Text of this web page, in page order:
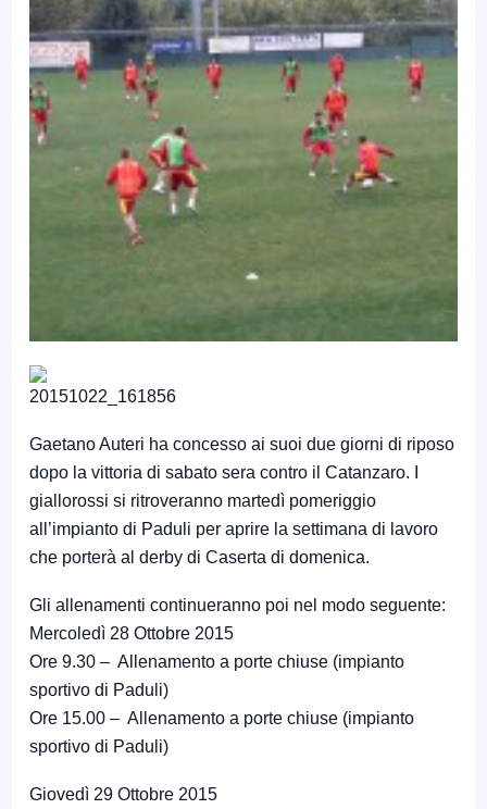
Gaetano Auteri ha concesso ai suoi due giorni di riposo
dopo la vittoria di sabato sera contro il Catanzaro. I
giallorossi si ritroveranno martedì pomeriggio
all’impianto di Paduli per aprire la settimana di lavoro
che porterà al derby di Caserta di domenica.
Gli allenamenti continueranno poi nel modo seguente:
Mercoledì 28 Ottobre 2015
Ore 9.30 – Allenamento a porte chiuse (impianto
sportivo di Paduli)
Ore 15.00 – Allenamento a porte chiuse (impianto
sportivo di Paduli)
Giovedì 29 Ottobre 2015